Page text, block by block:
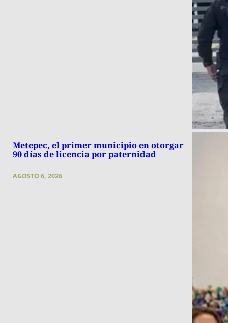
Metepec, el primer municipio en otorgar
90 días de licencia por paternidad
AGOSTO 6, 2026